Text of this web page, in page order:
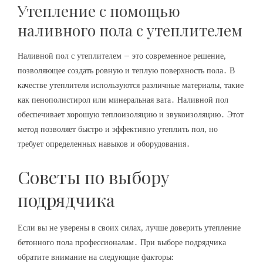
Утепление с помощью
наливного пола с утеплителем
Наливной пол с утеплителем – это современное решение‚
позволяющее создать ровную и теплую поверхность пола․ В
качестве утеплителя используются различные материалы‚ такие
как пенополистирол или минеральная вата․ Наливной пол
обеспечивает хорошую теплоизоляцию и звукоизоляцию․ Этот
метод позволяет быстро и эффективно утеплить пол‚ но
требует определенных навыков и оборудования․
Советы по выбору
подрядчика
Если вы не уверены в своих силах‚ лучше доверить утепление
бетонного пола профессионалам․ При выборе подрядчика
обратите внимание на следующие факторы: